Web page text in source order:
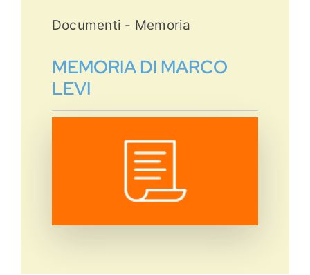
Documenti - Memoria
MEMORIA DI MARCO
LEVI